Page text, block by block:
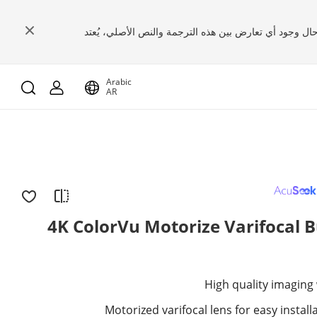
وجود أي تعارض بين هذه الترجمة والنص الأصلي، يُعتد
Arabic
AR
4K ColorVu Motorize Varifocal
High quality
Motorized varifocal lens for easy